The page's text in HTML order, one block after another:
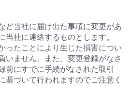
ど当社に届け出た事項に変更があ
当社に連絡するものとします。
ったことにより生じた損害につい
いません。また、変更登録がなさ
前にすでに手続がなされた取引
基づいて行われますのでご注意く